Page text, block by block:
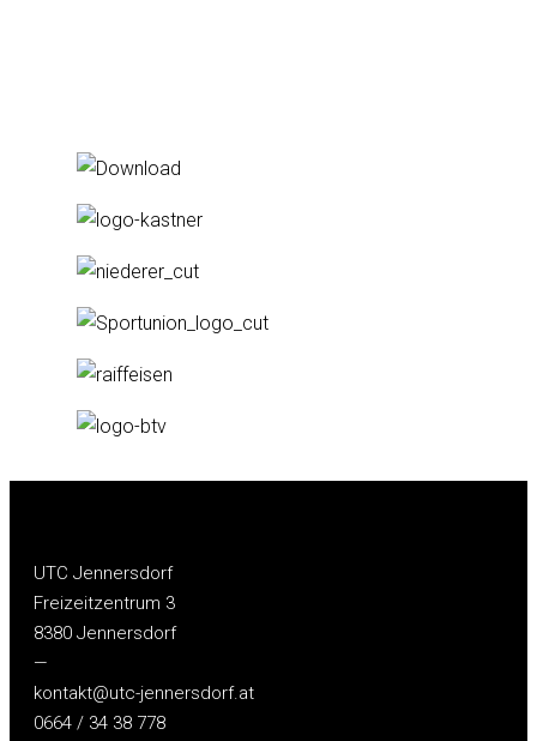
UTC Jennersdorf
Freizeitzentrum 3
8380 Jennersdorf
—
kontakt@utc-jennersdorf.at
0664 / 34 38 778